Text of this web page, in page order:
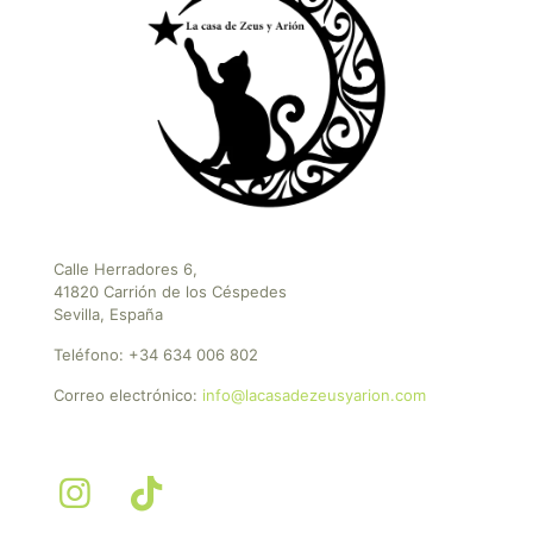
Calle Herradores 6,
41820 Carrión de los Céspedes
Sevilla, España
Teléfono: +34 634 006 802
Correo electrónico: info@lacasadezeusyarion.com